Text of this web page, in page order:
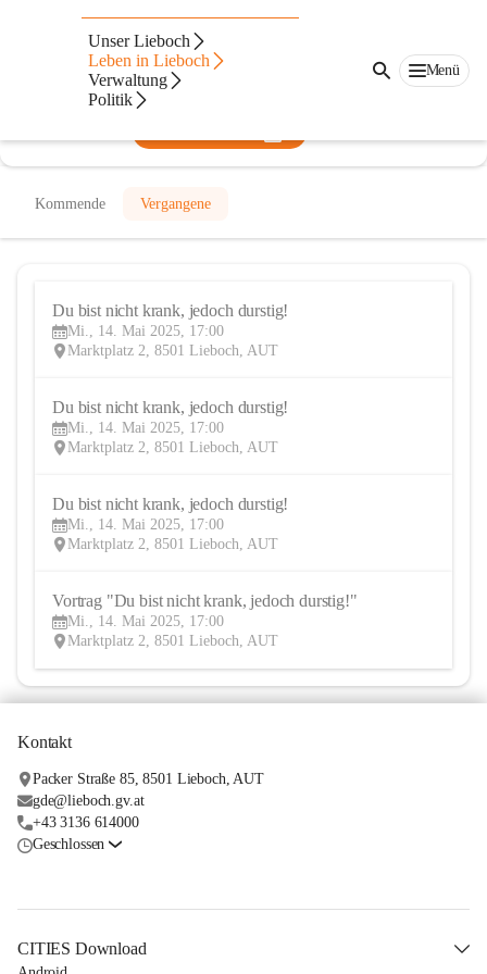
Unser Lieboch
Leben in Lieboch
Verwaltung
Politik
Menü
Provit
@provit
Gesundheit, Verein
Kommende Vergangene
Du bist nicht krank, jedoch durstig!
Mi., 14. Mai 2025, 17:00
Marktplatz 2, 8501 Lieboch, AUT
Du bist nicht krank, jedoch durstig!
Mi., 14. Mai 2025, 17:00
Marktplatz 2, 8501 Lieboch, AUT
Du bist nicht krank, jedoch durstig!
Mi., 14. Mai 2025, 17:00
Marktplatz 2, 8501 Lieboch, AUT
Vortrag "Du bist nicht krank, jedoch durstig!"
Mi., 14. Mai 2025, 17:00
Marktplatz 2, 8501 Lieboch, AUT
Kontakt
Packer Straße 85, 8501 Lieboch, AUT
gde@lieboch.gv.at
+43 3136 614000
Geschlossen
CITIES Download